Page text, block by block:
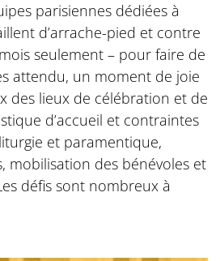
parisiennes dédiées à
d’arrache-pied et contre
seulement – pour faire de
attendu, un moment de joie
des lieux de célébration et de
d’accueil et contraintes
et paramentique,
mobilisation des bénévoles et
défis sont nombreux à